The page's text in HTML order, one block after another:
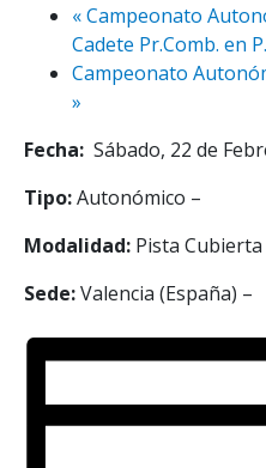
«Campeonato
Cadete Pr.Comb. en
Campeonato
»
Fecha: Sábado, 22 de
Tipo:Autonómico –
Modalidad: Pista Cubierta
Sede:Valencia (España) –